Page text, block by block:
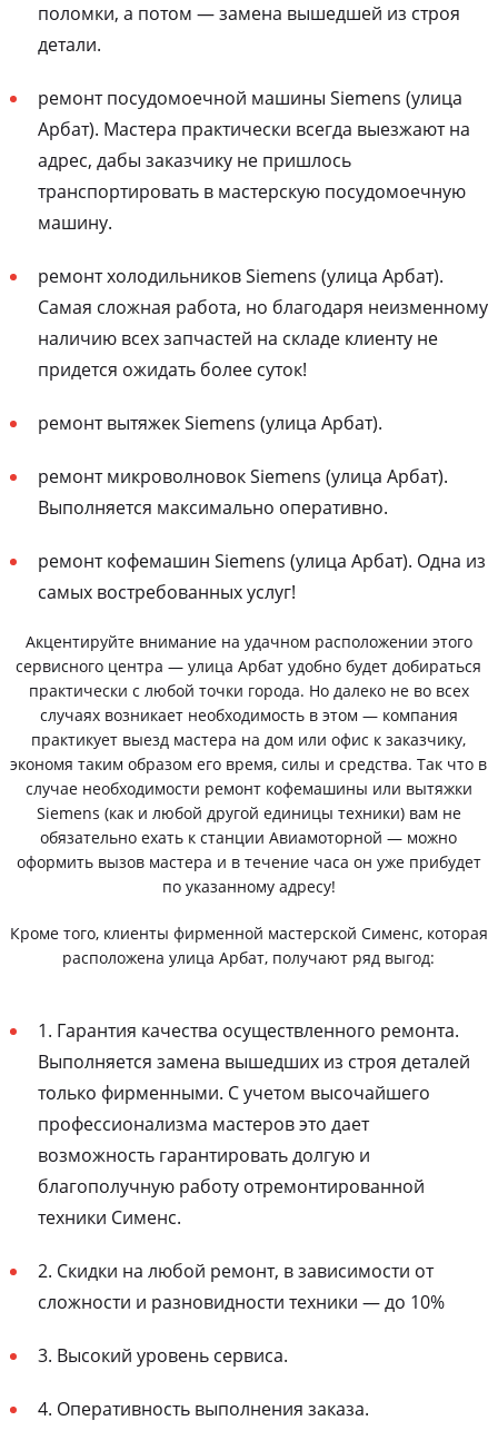
поломки, а потом — замена вышедшей из строя
детали.
ремонт посудомоечной машины Siemens (улица
Арбат). Мастера практически всегда выезжают на
адрес, дабы заказчику не пришлось
транспортировать в мастерскую посудомоечную
машину.
ремонт холодильников Siemens (улица Арбат).
Самая сложная работа, но благодаря неизменному
наличию всех запчастей на складе клиенту не
придется ожидать более суток!
ремонт вытяжек Siemens (улица Арбат).
ремонт микроволновок Siemens (улица Арбат).
Выполняется максимально оперативно.
ремонт кофемашин Siemens (улица Арбат). Одна из
самых востребованных услуг!
Акцентируйте внимание на удачном расположении этого
сервисного центра — улица Арбат удобно будет добираться
практически с любой точки города. Но далеко не во всех
случаях возникает необходимость в этом — компания
практикует выезд мастера на дом или офис к заказчику,
экономя таким образом его время, силы и средства. Так что в
случае необходимости ремонт кофемашины или вытяжки
Siemens (как и любой другой единицы техники) вам не
обязательно ехать к станции Авиамоторной — можно
оформить вызов мастера и в течение часа он уже прибудет
по указанному адресу!
Кроме того, клиенты фирменной мастерской Сименс, которая
расположена улица Арбат, получают ряд выгод:
1. Гарантия качества осуществленного ремонта.
Выполняется замена вышедших из строя деталей
только фирменными. С учетом высочайшего
профессионализма мастеров это дает
возможность гарантировать долгую и
благополучную работу отремонтированной
техники Сименс.
2. Скидки на любой ремонт, в зависимости от
сложности и разновидности техники — до 10%
3. Высокий уровень сервиса.
4. Оперативность выполнения заказа.